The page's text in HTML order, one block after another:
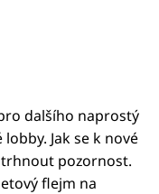
dalšího naprostý
Jak se k nové
pozornost.
flejm na